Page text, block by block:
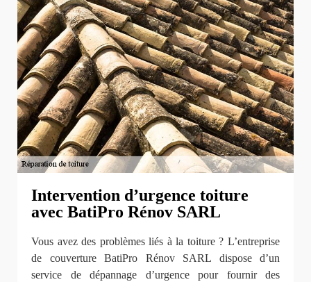
Intervention d’urgence toiture
avec BatiPro Rénov SARL
Vous avez des problèmes liés à la toiture ? L’entreprise
de couverture BatiPro Rénov SARL dispose d’un
service de dépannage d’urgence pour fournir des